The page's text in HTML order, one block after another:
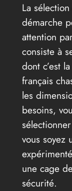
La
démarche
attention
consiste à
dont c’est
français
les
besoins,
vous soyez
une cage
sécurité.